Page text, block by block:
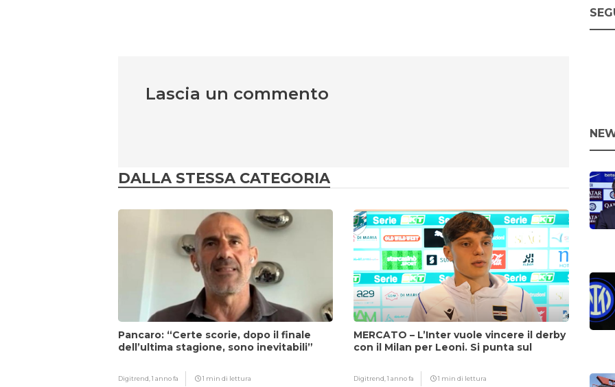
Lascia un commento
DALLA STESSA CATEGORIA
Pancaro: “Certe scorie, dopo il finale
dell’ultima stagione, sono inevitabili”
Digitrend,1 anno fa 1 min di lettura
MERCATO – L’Inter vuole vincere il derby
con il Milan per Leoni. Si punta sul
Digitrend,1 anno fa 1 min di lettura